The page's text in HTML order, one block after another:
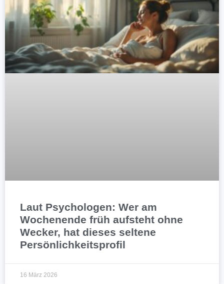
Laut Psychologen: Wer am
Wochenende früh aufsteht ohne
Wecker, hat dieses seltene
Persönlichkeitsprofil
16 März 2026